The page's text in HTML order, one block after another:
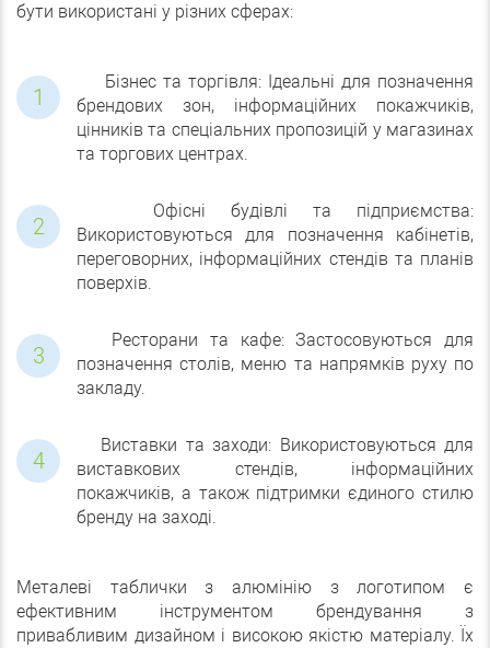
бути використані у різних сферах:
Бізнес та торгівля: Ідеальні для позначення
брендових зон, інформаційних покажчиків,
цінників та спеціальних пропозицій у магазинах
та торгових центрах.
Офісні будівлі та підприємства:
Використовуються для позначення кабінетів,
переговорних, інформаційних стендів та планів
поверхів.
Ресторани та кафе: Застосовуються для
позначення столів, меню та напрямків руху по
закладу.
Виставки та заходи: Використовуються для
виставкових стендів, інформаційних
покажчиків, а також підтримки єдиного стилю
бренду на заході.
Металеві таблички з алюмінію з логотипом є
ефективним інструментом брендування з
привабливим дизайном і високою якістю матеріалу. Їх